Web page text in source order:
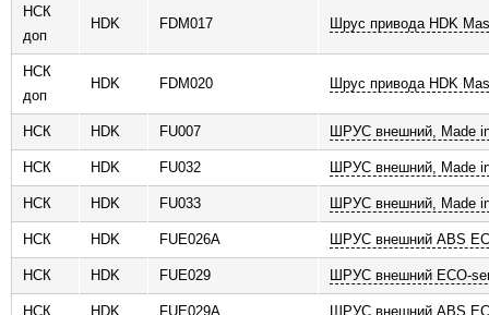
НСК
доп
HDK FDM017 Шрус привода HDK
НСК
доп
HDK FDM020 Шрус привода HDK
НСК HDK FU007 ШРУС внешний, Made
НСК HDK FU032 ШРУС внешний, Made
НСК HDK FU033 ШРУС внешний, Made
НСК HDK FUE026A ШРУС внешний ABS
НСК HDK FUE029 ШРУС внешний ECO-
НСК HDK FUE029A ШРУС внешний ABS